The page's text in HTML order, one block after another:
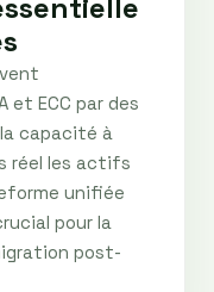
et ECC par des
capacité à
réel les actifs
unifiée
pour la
post-